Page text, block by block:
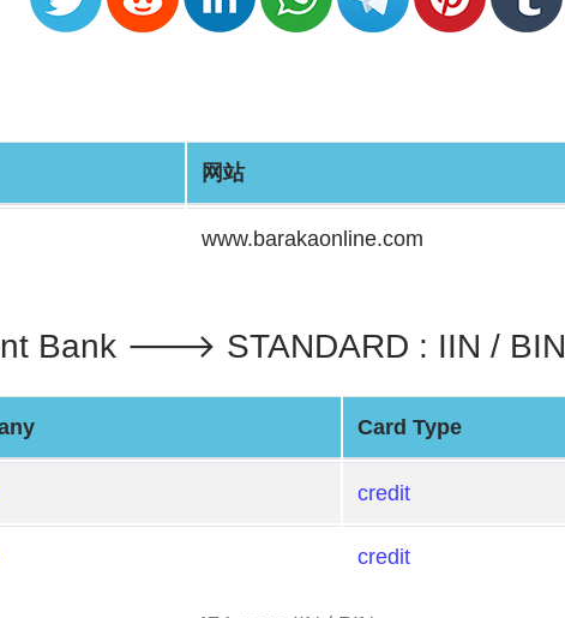
网站
www.barakaonline.com
Bank 🡒 STANDARD : IIN /
Card Type
credit
credit